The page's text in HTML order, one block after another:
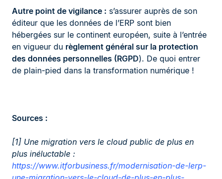
Autre point de vigilance : s’assurer auprès de son
éditeur que les données de l’ERP sont bien
hébergées sur le continent européen, suite à l’entrée
en vigueur du règlement général sur la protection
des données personnelles (RGPD). De quoi entrer
de plain-pied dans la transformation numérique !
Sources :
[1] Une migration vers le cloud public de plus en
plus inéluctable :
https://www.itforbusiness.fr/modernisation-de-lerp-